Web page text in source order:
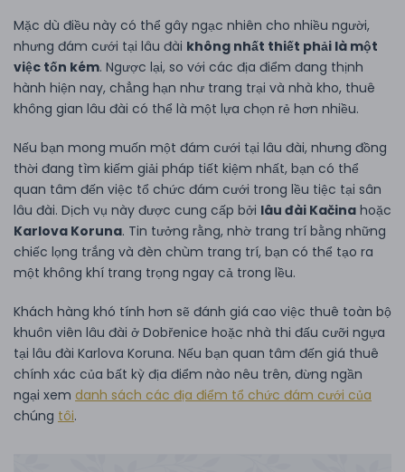
Mặc dù điều này có thể gây ngạc nhiên cho nhiều người,
nhưng đám cưới tại lâu đài không nhất thiết phải là một
việc tốn kém. Ngược lại, so với các địa điểm đang thịnh
hành hiện nay, chẳng hạn như trang trại và nhà kho, thuê
không gian lâu đài có thể là một lựa chọn rẻ hơn nhiều.
Nếu bạn mong muốn một đám cưới tại lâu đài, nhưng đồng
thời đang tìm kiếm giải pháp tiết kiệm nhất, bạn có thể
quan tâm đến việc tổ chức đám cưới trong lều tiệc tại sân
lâu đài. Dịch vụ này được cung cấp bởi lâu đài Kačina hoặc
Karlova Koruna. Tin tưởng rằng, nhờ trang trí bằng những
chiếc lọng trắng và đèn chùm trang trí, bạn có thể tạo ra
một không khí trang trọng ngay cả trong lều.
Khách hàng khó tính hơn sẽ đánh giá cao việc thuê toàn bộ
khuôn viên lâu đài ở Dobřenice hoặc nhà thi đấu cưỡi ngựa
tại lâu đài Karlova Koruna. Nếu bạn quan tâm đến giá thuê
chính xác của bất kỳ địa điểm nào nêu trên, đừng ngần
ngại xem danh sách các địa điểm tổ chức đám cưới của
chúng tôi.